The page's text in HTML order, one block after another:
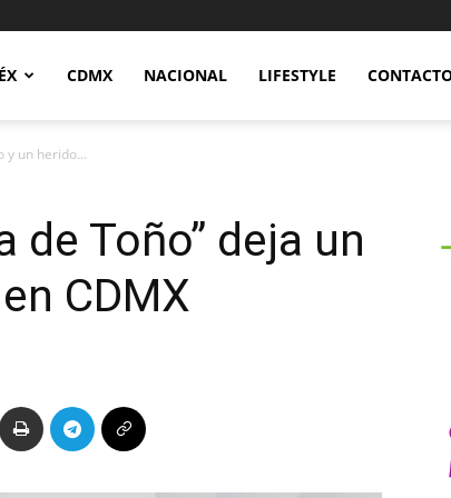
CDMX NACIONAL LIFESTYLE
y un herido...
de Toño” deja un
CDMX